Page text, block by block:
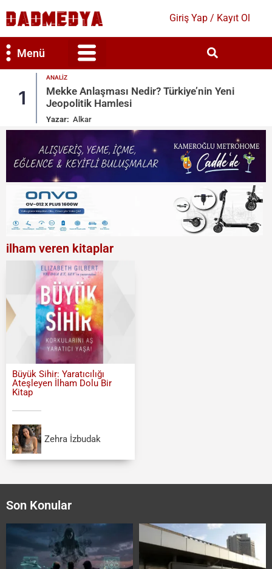
Giriş Yap / Kayıt Ol
Menü
1
ANALIZ
Mekke Anlaşması Nedir? Türkiye’nin Yeni
Jeopolitik Hamlesi
Yazar: Alkar
ilham veren kitaplar
Büyük Sihir: Yaratıcılığı
Ateşleyen İlham Dolu Bir
Kitap
Zehra İzbudak
Son Konular